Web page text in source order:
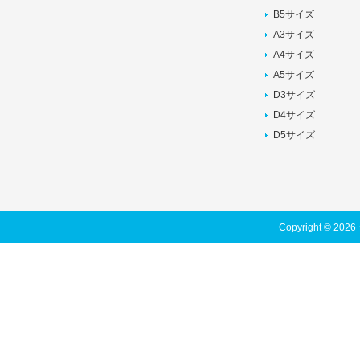
B5サイズ
A3サイズ
A4サイズ
A5サイズ
D3サイズ
D4サイズ
D5サイズ
Copyright © 2026